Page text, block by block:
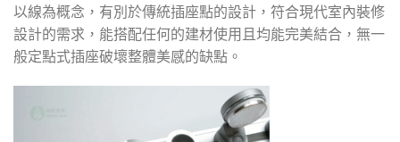
以線為概念，有別於傳統插座點的設計，符合現代室內裝修
設計的需求，能搭配任何的建材使用且均能完美結合，無一
般定點式插座破壞整體美感的缺點。